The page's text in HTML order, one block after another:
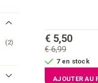
2articles
€ 6,99
€ 5,50
7 en stock
AJOUTER AU